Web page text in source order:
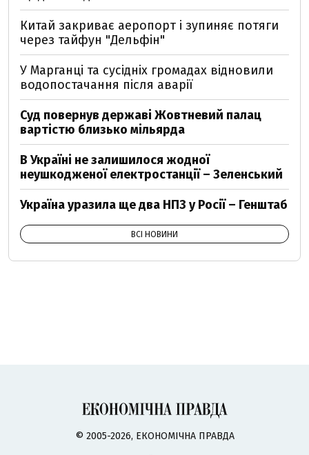
Китай закриває аеропорт і зупиняє потяги
через тайфун "Дельфін"
У Марганці та сусідніх громадах відновили
водопостачання після аварії
Суд повернув державі Жовтневий палац
вартістю близько мільярда
В Україні не залишилося жодної
неушкодженої електростанції – Зеленський
Україна уразила ще два НПЗ у Росії – Генштаб
ВСІ НОВИНИ
© 2005-2026, ЕКОНОМІЧНА ПРАВДА